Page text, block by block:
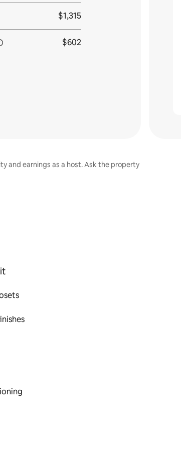
$1,315
$602
and earnings as a host. Ask the property